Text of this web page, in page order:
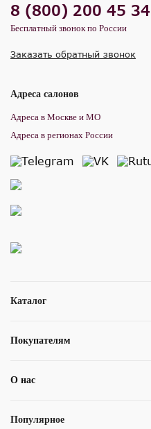
Каталог
Покупателям
О нас
Популярное
8 (800) 200 45 34
Бесплатный звонок по России
Заказать обратный звонок
Адреса салонов
Адреса в Москве и МО
Адреса в регионах России